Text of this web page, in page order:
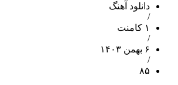
دانلود آهنگ
/
۱ کامنت
/
۶ بهمن ۱۴۰۳
/
۸۵